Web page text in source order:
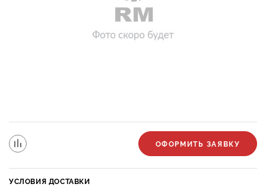
ОФОРМИТЬ ЗАЯВКУ
УСЛОВИЯ ДОСТАВКИ